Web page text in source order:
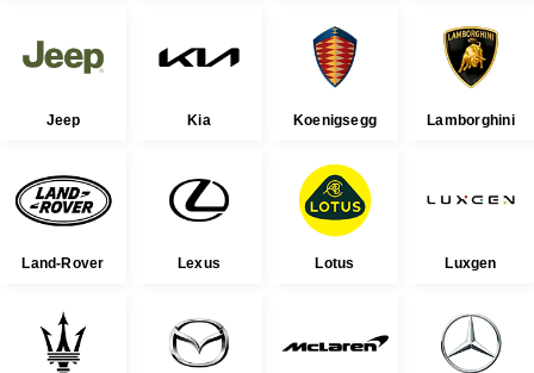
Jeep Kia Koenigsegg Lamborghini
Land-Rover Lexus Lotus Luxgen